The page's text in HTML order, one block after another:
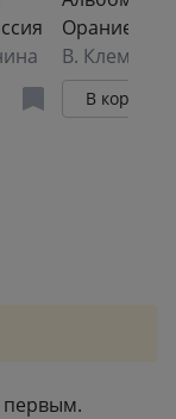
Китайский
русск. яз.
В.
В корзину